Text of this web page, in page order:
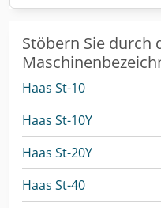
Stöbern Sie durch
Haas St-10
Haas St-10Y
Haas St-20Y
Haas St-40